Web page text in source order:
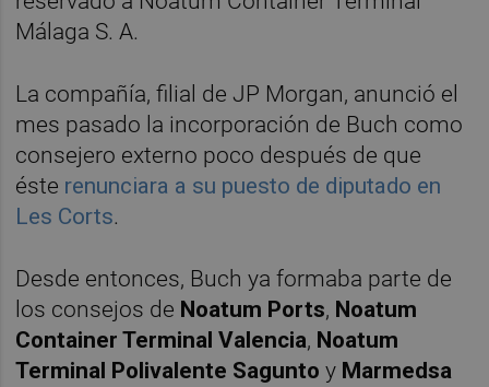
Málaga S. A.
La compañía, filial de JP Morgan, anunció el
mes pasado la incorporación de Buch como
consejero externo poco después de que
éste renunciara a su puesto de diputado en
Les Corts.
Desde entonces, Buch ya formaba parte de
los consejos de Noatum Ports, Noatum
Container Terminal Valencia, Noatum
Terminal Polivalente Sagunto y Marmedsa